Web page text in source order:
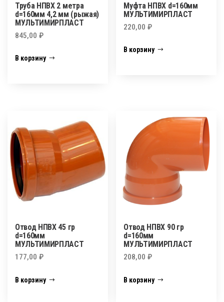
Труба НПВХ 2 метра
d=160мм 4,2 мм (рыжая)
МУЛЬТИМИРПЛАСТ
845,00 ₽
В корзину
Муфта НПВХ d=160мм
МУЛЬТИМИРПЛАСТ
220,00₽
В корзину
Отвод НПВХ 45 гр
d=160мм
МУЛЬТИМИРПЛАСТ
177,00 ₽
В корзину
Отвод НПВХ 90 гр
d=160мм
МУЛЬТИМИРПЛАСТ
208,00₽
В корзину